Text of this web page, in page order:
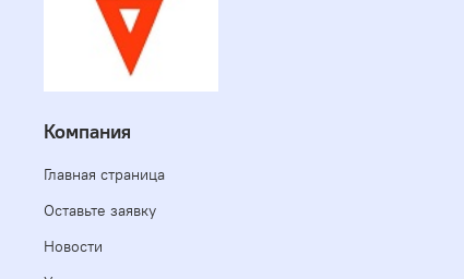
Компания
Главная страница
Оставьте заявку
Новости